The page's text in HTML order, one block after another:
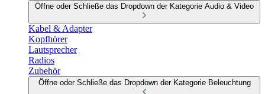
Öffne oder Schließe das Dropdown der Kategorie Audio & Video
Kabel & Adapter
Kopfhörer
Lautsprecher
Radios
Zubehör
Öffne oder Schließe das Dropdown der Kategorie Beleuchtung